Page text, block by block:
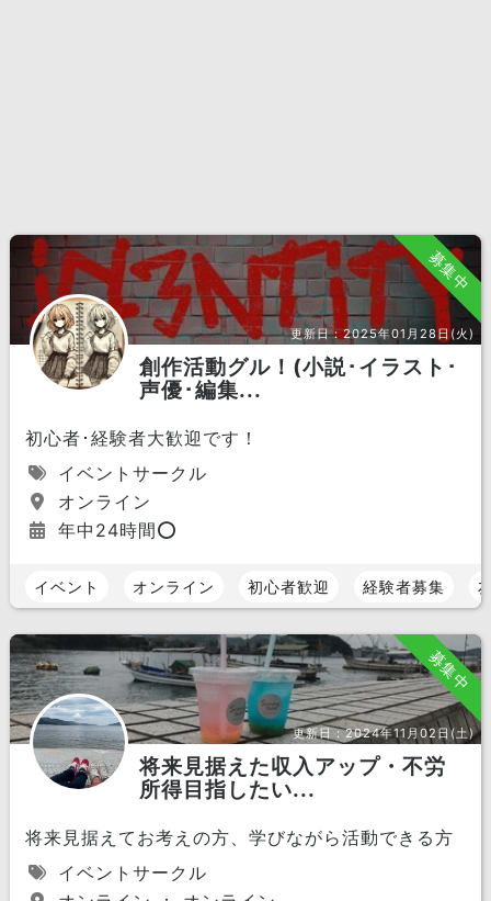
募集中
更新日：2025年01月28日(火)
創作活動グル！(小説･イラスト･
声優･編集...
初心者･経験者大歓迎です！
イベントサークル
オンライン
年中24時間⭕️
イベント オンライン 初心者歓迎 経験者募集
募集中
更新日：2024年11月02日(土)
将来見据えた収入アップ・不労
所得目指したい...
将来見据えてお考えの方、学びながら活動できる方
イベントサークル